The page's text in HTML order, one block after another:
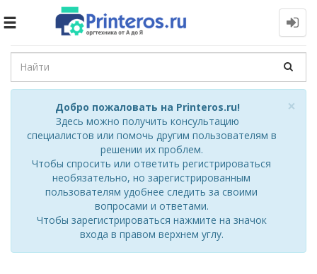
Toggle
×
Добро пожаловать на Printeros.ru!
Здесь можно получить консультацию
специалистов или помочь другим пользователям в
решении их проблем.
Чтобы спросить или ответить регистрироваться
необязательно, но зарегистрированным
пользователям удобнее следить за своими
вопросами и ответами.
Чтобы зарегистрироваться нажмите на значок
входа в правом верхнем углу.